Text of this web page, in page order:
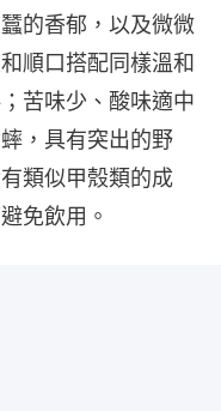
的香郁，以及微微
順口搭配同樣溫和
苦味少、酸味適中
，具有突出的野
類似甲殼類的成
免飲用。